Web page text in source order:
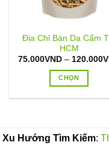
Địa Chỉ Bán Dạ Cẩm
HCM
75.000VND – 120.000
CHỌN
nhiều
Xu Hướng Tìm Kiếm: